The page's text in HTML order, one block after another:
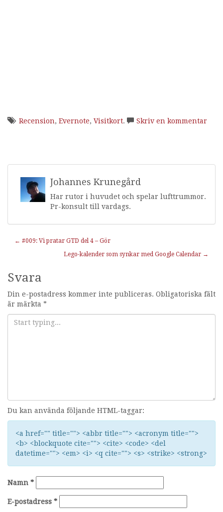
Recension, Evernote, Visitkort. Skriv en kommentar
Johannes Krunegård
Har rutor i huvudet och spelar lufttrummor.
Pr-konsult till vardags.
Inläggnavigering
← #009: Vi pratar GTD del 4 – Gör
Lego-kalender som synkar med Google Calendar →
Svara
Din e-postadress kommer inte publiceras. Obligatoriska fält
är märkta *
Du kan använda följande HTML-taggar:
<a href="" title=""> <abbr title=""> <acronym title="">
<b> <blockquote cite=""> <cite> <code> <del
datetime=""> <em> <i> <q cite=""> <s> <strike> <strong>
Namn *
E-postadress *